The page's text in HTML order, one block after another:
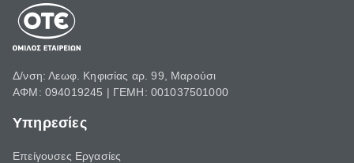
Δ/νση: Λεωφ. Κηφισίας αρ. 99, Μαρούσι
ΑΦΜ: 094019245 | ΓΕΜΗ: 001037501000
Υπηρεσίες
Επείγουσες Εργασίες